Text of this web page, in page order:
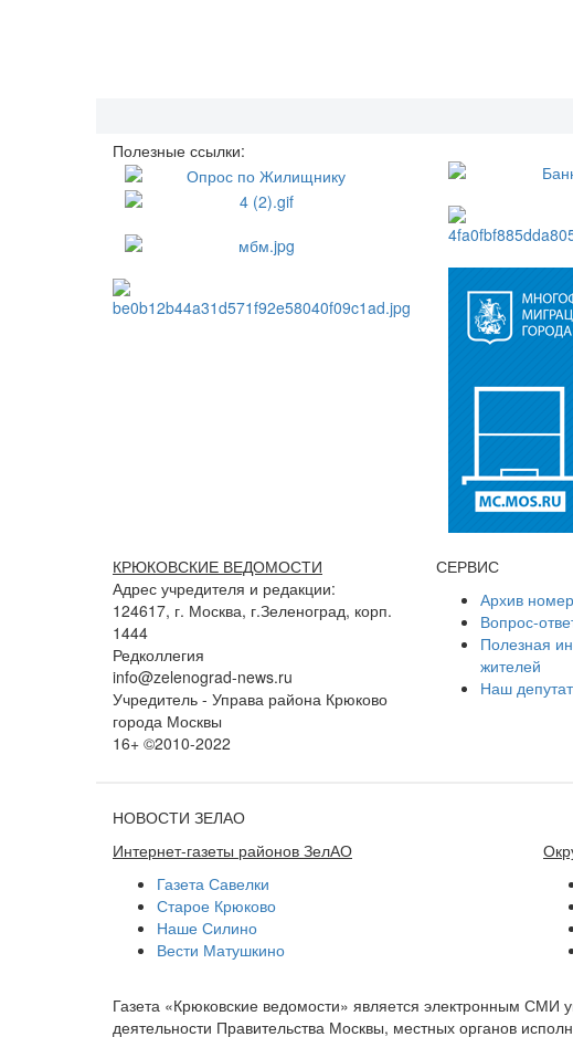
Полезные ссылки:
КРЮКОВСКИЕ ВЕДОМОСТИ
Адрес учредителя и редакции:
124617, г. Москва, г.Зеленоград, корп.
1444
Редколлегия
info@zelenograd-news.ru
Учредитель - Управа района Крюково
города Москвы
16+ ©2010-2022
СЕРВИС
Архив
Вопрос-
Полезная
жителей
Наш депутат
НОВОСТИ ЗЕЛАО
Интернет-газеты районов ЗелАО
Газета Савелки
Старое Крюково
Наше Силино
Вести Матушкино
Газета «Крюковские ведомости» является электронным
деятельности Правительства Москвы, местных органов